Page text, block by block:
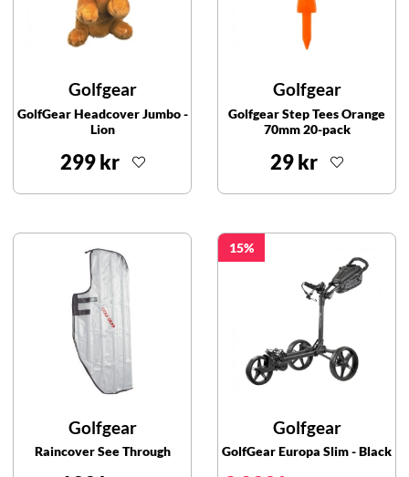
Golfgear
GolfGear Headcover Jumbo -
Lion
299 kr
Golfgear
Golfgear Step Tees Orange
70mm 20-pack
29 kr
Golfgear
Raincover See Through
15
Golfgear
GolfGear Europa Slim - Black